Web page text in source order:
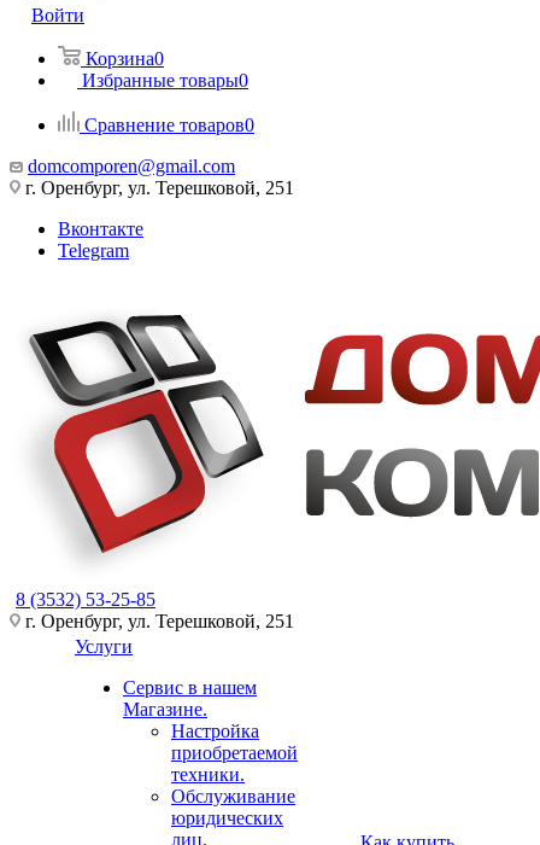
Войти
Корзина0
Избранные товары0
Сравнение товаров0
domcomporen@gmail.com
г. Оренбург, ул. Терешковой, 251
Вконтакте
Telegram
8 (3532) 53-25-85
г. Оренбург, ул. Терешковой, 251
Услуги
Сервис в нашем
Магазине.
Настройка
приобретаемой
техники.
Обслуживание
юридических
лиц.